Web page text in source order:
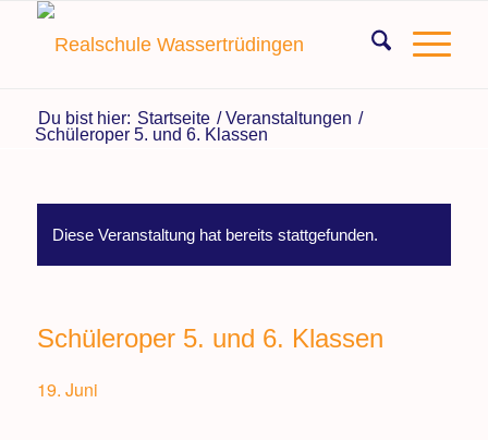
Du bist hier: Startseite / Veranstaltungen /
Schüleroper 5. und 6. Klassen
Diese Veranstaltung hat bereits stattgefunden.
Schüleroper 5. und 6. Klassen
19. Juni